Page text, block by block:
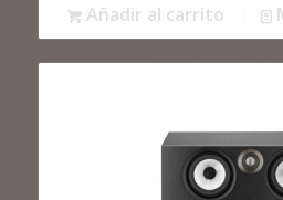
Añadir al carrito